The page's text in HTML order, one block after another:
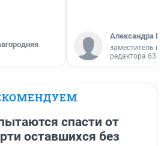
Александра
заместитель
редактора 63.RU
спасти от
оставшихся без